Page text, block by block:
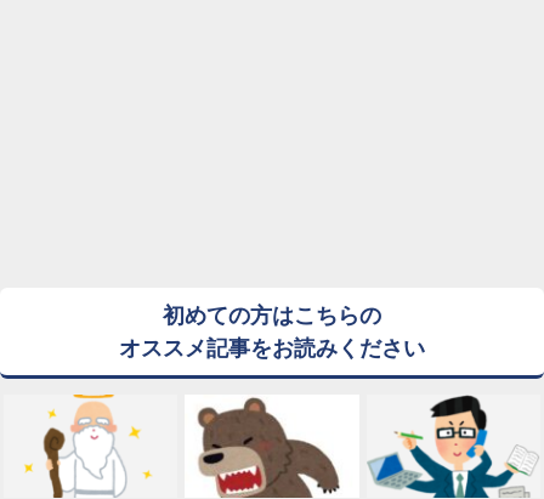
初めての方はこちらの
オススメ記事をお読みください